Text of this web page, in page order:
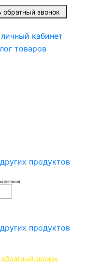
Заказать обратный звонок
кабинет
товаров
питания
обратный звонок